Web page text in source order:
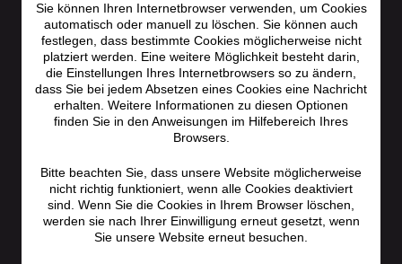
Sie können Ihren Internetbrowser verwenden, um Cookies
automatisch oder manuell zu löschen. Sie können auch
festlegen, dass bestimmte Cookies möglicherweise nicht
platziert werden. Eine weitere Möglichkeit besteht darin,
die Einstellungen Ihres Internetbrowsers so zu ändern,
dass Sie bei jedem Absetzen eines Cookies eine Nachricht
erhalten. Weitere Informationen zu diesen Optionen
finden Sie in den Anweisungen im Hilfebereich Ihres
Browsers.
Bitte beachten Sie, dass unsere Website möglicherweise
nicht richtig funktioniert, wenn alle Cookies deaktiviert
sind. Wenn Sie die Cookies in Ihrem Browser löschen,
werden sie nach Ihrer Einwilligung erneut gesetzt, wenn
Sie unsere Website erneut besuchen.